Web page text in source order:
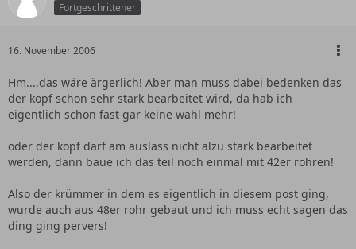
Fortgeschrittener
16. November 2006
Hm....das wäre ärgerlich! Aber man muss dabei bedenken das
der kopf schon sehr stark bearbeitet wird, da hab ich
eigentlich schon fast gar keine wahl mehr!
oder der kopf darf am auslass nicht alzu stark bearbeitet
werden, dann baue ich das teil noch einmal mit 42er rohren!
Also der krümmer in dem es eigentlich in diesem post ging,
wurde auch aus 48er rohr gebaut und ich muss echt sagen das
ding ging pervers!